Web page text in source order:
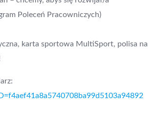
Poleceń Pracowniczych)
karta sportowa MultiSport, polisa na